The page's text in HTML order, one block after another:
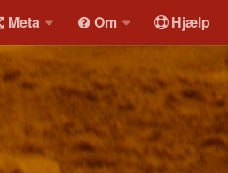
Meta Om Hjælp